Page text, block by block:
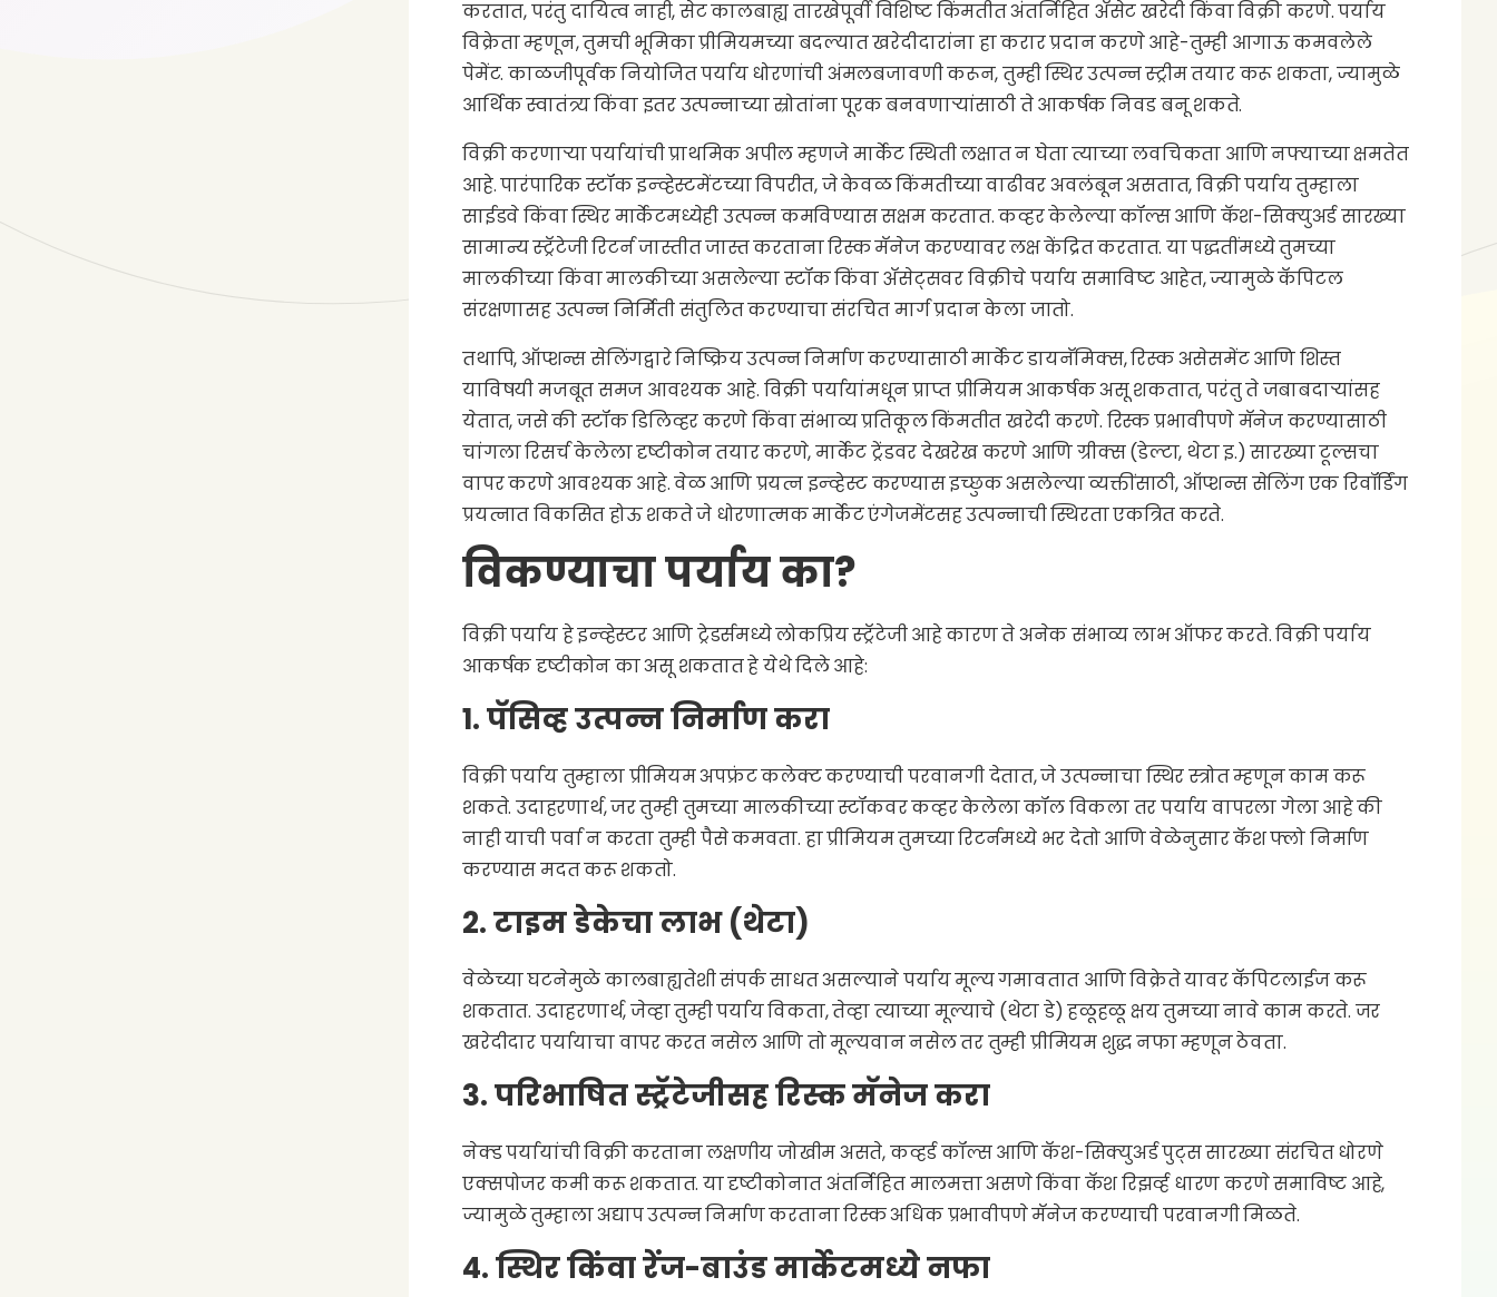
करतात, परंतु दायित्व नाही, सेट कालबाह्य तारखेपूर्वी विशिष्ट किंमतीत अंतर्निहित ॲसेट खरेदी किंवा विक्री करणे. पर्याय
विक्रेता म्हणून, तुमची भूमिका प्रीमियमच्या बदल्यात खरेदीदारांना हा करार प्रदान करणे आहे-तुम्ही आगाऊ कमवलेले
पेमेंट. काळजीपूर्वक नियोजित पर्याय धोरणांची अंमलबजावणी करून, तुम्ही स्थिर उत्पन्न स्ट्रीम तयार करू शकता, ज्यामुळे
आर्थिक स्वातंत्र्य किंवा इतर उत्पन्नाच्या स्रोतांना पूरक बनवणाऱ्यांसाठी ते आकर्षक निवड बनू शकते.
विक्री करणाऱ्या पर्यायांची प्राथमिक अपील म्हणजे मार्केट स्थिती लक्षात न घेता त्याच्या लवचिकता आणि नफ्याच्या क्षमतेत
आहे. पारंपारिक स्टॉक इन्व्हेस्टमेंटच्या विपरीत, जे केवळ किंमतीच्या वाढीवर अवलंबून असतात, विक्री पर्याय तुम्हाला
साईडवे किंवा स्थिर मार्केटमध्येही उत्पन्न कमविण्यास सक्षम करतात. कव्हर केलेल्या कॉल्स आणि कॅश-सिक्युअर्ड सारख्या
सामान्य स्ट्रॅटेजी रिटर्न जास्तीत जास्त करताना रिस्क मॅनेज करण्यावर लक्ष केंद्रित करतात. या पद्धतींमध्ये तुमच्या
मालकीच्या किंवा मालकीच्या असलेल्या स्टॉक किंवा ॲसेट्सवर विक्रीचे पर्याय समाविष्ट आहेत, ज्यामुळे कॅपिटल
संरक्षणासह उत्पन्न निर्मिती संतुलित करण्याचा संरचित मार्ग प्रदान केला जातो.
तथापि, ऑप्शन्स सेलिंगद्वारे निष्क्रिय उत्पन्न निर्माण करण्यासाठी मार्केट डायनॅमिक्स, रिस्क असेसमेंट आणि शिस्त
याविषयी मजबूत समज आवश्यक आहे. विक्री पर्यायांमधून प्राप्त प्रीमियम आकर्षक असू शकतात, परंतु ते जबाबदाऱ्यांसह
येतात, जसे की स्टॉक डिलिव्हर करणे किंवा संभाव्य प्रतिकूल किंमतीत खरेदी करणे. रिस्क प्रभावीपणे मॅनेज करण्यासाठी
चांगला रिसर्च केलेला दृष्टीकोन तयार करणे, मार्केट ट्रेंडवर देखरेख करणे आणि ग्रीक्स (डेल्टा, थेटा इ.) सारख्या टूल्सचा
वापर करणे आवश्यक आहे. वेळ आणि प्रयत्न इन्व्हेस्ट करण्यास इच्छुक असलेल्या व्यक्तींसाठी, ऑप्शन्स सेलिंग एक रिवॉर्डिंग
प्रयत्नात विकसित होऊ शकते जे धोरणात्मक मार्केट एंगेजमेंटसह उत्पन्नाची स्थिरता एकत्रित करते.
विकण्याचा पर्याय का?
विक्री पर्याय हे इन्व्हेस्टर आणि ट्रेडर्समध्ये लोकप्रिय स्ट्रॅटेजी आहे कारण ते अनेक संभाव्य लाभ ऑफर करते. विक्री पर्याय
आकर्षक दृष्टीकोन का असू शकतात हे येथे दिले आहे:
1. पॅसिव्ह उत्पन्न निर्माण करा
विक्री पर्याय तुम्हाला प्रीमियम अपफ्रंट कलेक्ट करण्याची परवानगी देतात, जे उत्पन्नाचा स्थिर स्त्रोत म्हणून काम करू
शकते. उदाहरणार्थ, जर तुम्ही तुमच्या मालकीच्या स्टॉकवर कव्हर केलेला कॉल विकला तर पर्याय वापरला गेला आहे की
नाही याची पर्वा न करता तुम्ही पैसे कमवता. हा प्रीमियम तुमच्या रिटर्नमध्ये भर देतो आणि वेळेनुसार कॅश फ्लो निर्माण
करण्यास मदत करू शकतो.
2. टाइम डेकेचा लाभ (थेटा)
वेळेच्या घटनेमुळे कालबाह्यतेशी संपर्क साधत असल्याने पर्याय मूल्य गमावतात आणि विक्रेते यावर कॅपिटलाईज करू
शकतात. उदाहरणार्थ, जेव्हा तुम्ही पर्याय विकता, तेव्हा त्याच्या मूल्याचे (थेटा डे) हळूहळू क्षय तुमच्या नावे काम करते. जर
खरेदीदार पर्यायाचा वापर करत नसेल आणि तो मूल्यवान नसेल तर तुम्ही प्रीमियम शुद्ध नफा म्हणून ठेवता.
3. परिभाषित स्ट्रॅटेजीसह रिस्क मॅनेज करा
नेक्ड पर्यायांची विक्री करताना लक्षणीय जोखीम असते, कव्हर्ड कॉल्स आणि कॅश-सिक्युअर्ड पुट्स सारख्या संरचित धोरणे
एक्सपोजर कमी करू शकतात. या दृष्टीकोनात अंतर्निहित मालमत्ता असणे किंवा कॅश रिझर्व्ह धारण करणे समाविष्ट आहे,
ज्यामुळे तुम्हाला अद्याप उत्पन्न निर्माण करताना रिस्क अधिक प्रभावीपणे मॅनेज करण्याची परवानगी मिळते.
4. स्थिर किंवा रेंज-बाउंड मार्केटमध्ये नफा